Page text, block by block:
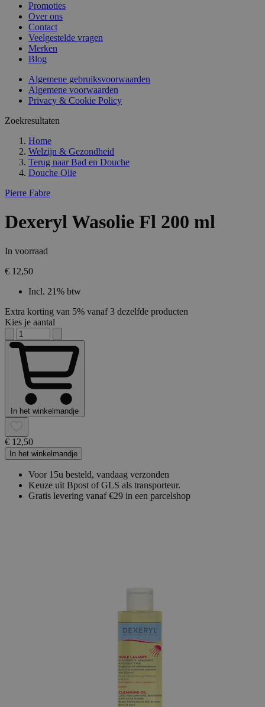
Promoties
Over ons
Contact
Veelgestelde vragen
Merken
Blog
Algemene gebruiksvoorwaarden
Algemene voorwaarden
Privacy & Cookie Policy
Zoekresultaten
Home
Welzijn & Gezondheid
Terug naar Bad en Douche
Douche Olie
Pierre Fabre
Dexeryl Wasolie Fl 200 ml
In voorraad
€ 12,50
Incl. 21% btw
Extra korting van 5% vanaf 3 dezelfde producten
Kies je aantal
In het winkelmandje
€ 12,50
In het winkelmandje
Voor 15u besteld, vandaag verzonden
Keuze uit Bpost of GLS als transporteur.
Gratis levering vanaf €29 in een parcelshop